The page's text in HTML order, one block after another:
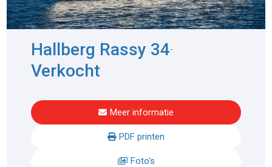
Hallberg Rassy 34-
Verkocht
Meer informatie
PDF printen
Foto's